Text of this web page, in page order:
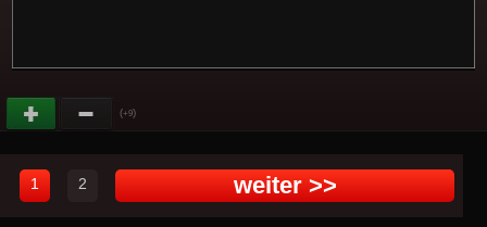
(+9)
1 2 weiter >>